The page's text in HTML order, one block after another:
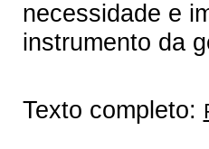
necessidade e
instrumento da
Texto completo: